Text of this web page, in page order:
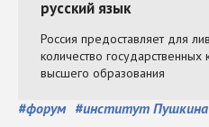
#форум #институт Пушкина